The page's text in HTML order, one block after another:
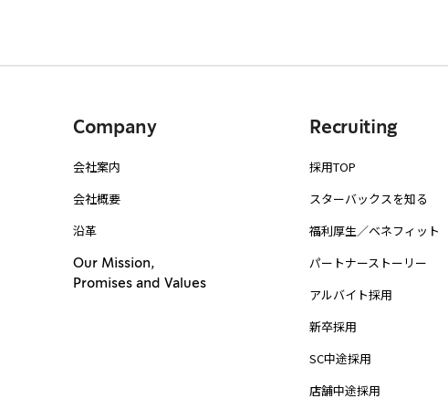
Company
会社案内
会社概要
沿革
Our Mission,
Promises and Values
Recruiting
採用TOP
スターバックスを知る
福利厚生／ベネフィット
パートナーストーリー
アルバイト採用
新卒採用
SC中途採用
店舗中途採用